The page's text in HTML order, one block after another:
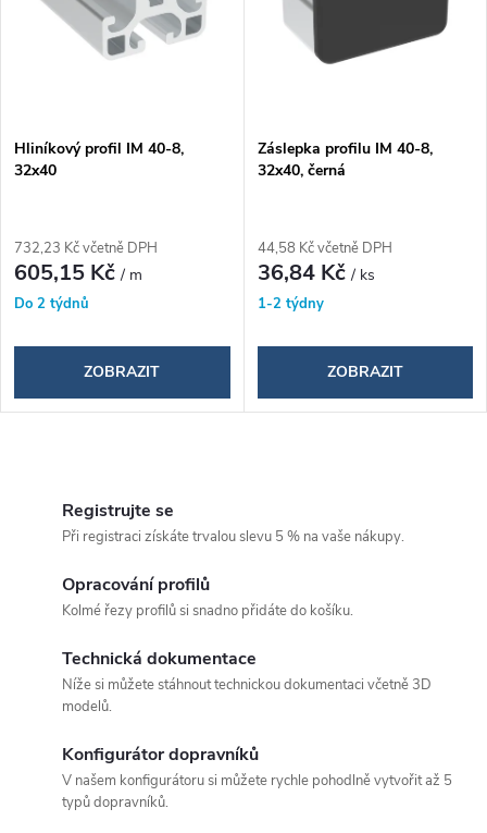
r
d
u
k
p
r
o
d
u
k
Hliníkový profil IM 40-8,
32x40
732,23 Kč včetně DPH
605,15 Kč/ m
Do 2 týdnů
ZOBRAZIT
Záslepka profilu IM 40-8,
32x40, černá
44,58 Kč včetně DPH
36,84 Kč/ ks
1-2 týdny
ZOBRAZIT
Registrujte se
Při registraci získáte trvalou slevu 5 % na vaše nákupy.
Opracování profilů
Kolmé řezy profilů si snadno přidáte do košíku.
Technická dokumentace
Níže si můžete stáhnout technickou dokumentaci včetně 3D
modelů.
Konfigurátor dopravníků
V našem konfigurátoru si můžete rychle pohodlně vytvořit až 5
typů dopravníků.